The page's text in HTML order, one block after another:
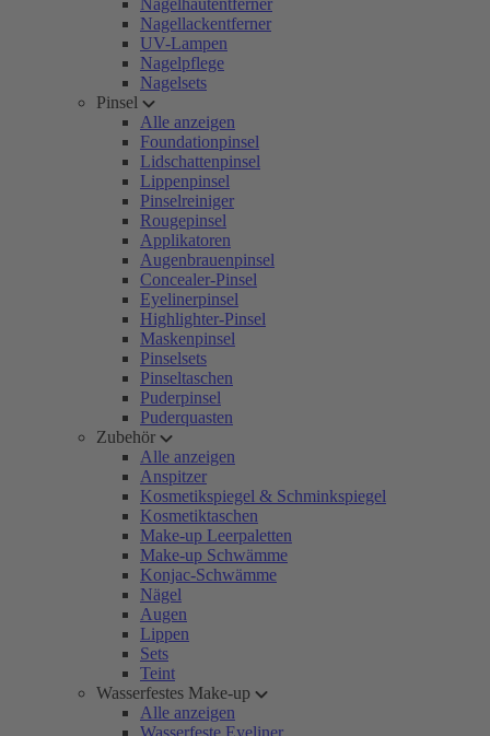
Nagelhautentferner
Nagellackentferner
UV-Lampen
Nagelpflege
Nagelsets
Pinsel
Alle anzeigen
Foundationpinsel
Lidschattenpinsel
Lippenpinsel
Pinselreiniger
Rougepinsel
Applikatoren
Augenbrauenpinsel
Concealer-Pinsel
Eyelinerpinsel
Highlighter-Pinsel
Maskenpinsel
Pinselsets
Pinseltaschen
Puderpinsel
Puderquasten
Zubehör
Alle anzeigen
Anspitzer
Kosmetikspiegel & Schminkspiegel
Kosmetiktaschen
Make-up Leerpaletten
Make-up Schwämme
Konjac-Schwämme
Nägel
Augen
Lippen
Sets
Teint
Wasserfestes Make-up
Alle anzeigen
Wasserfeste Eyeliner